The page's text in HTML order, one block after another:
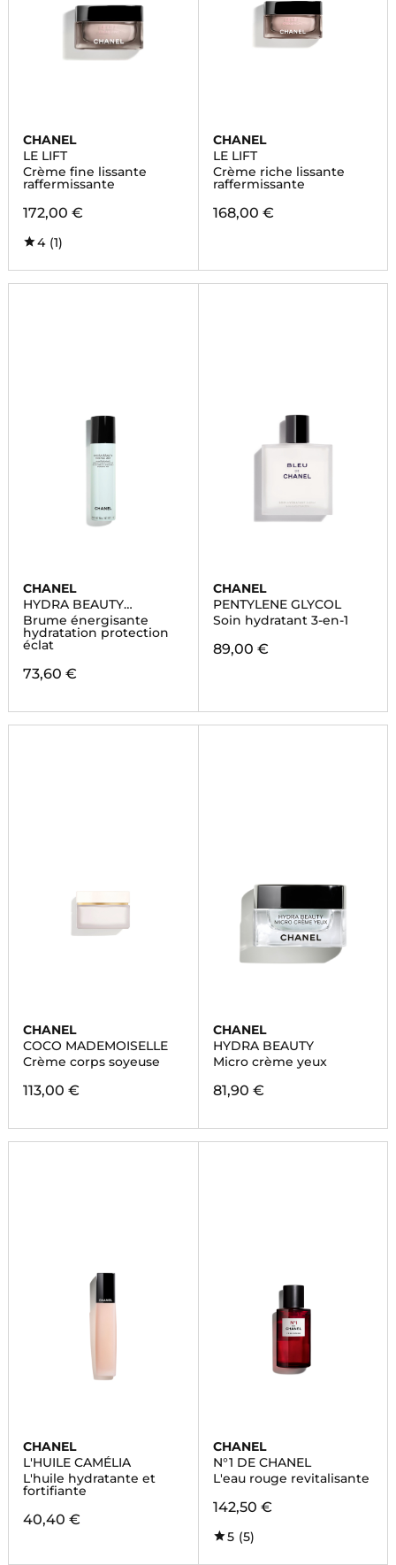
CHANEL
LE LIFT
Crème fine lissante
raffermissante
172,00 €
4 (1)
CHANEL
LE LIFT
Crème riche lissante
raffermissante
168,00 €
CHANEL
HYDRA BEAUTY
ESSENCE MIST
Brume énergisante
hydratation protection
éclat
73,60 €
CHANEL
PENTYLENE GLYCOL
Soin hydratant 3-en-1
89,00 €
CHANEL
COCO MADEMOISELLE
Crème corps soyeuse
113,00 €
CHANEL
HYDRA BEAUTY
Micro crème yeux
81,90 €
CHANEL
L'HUILE CAMÉLIA
L'huile hydratante et
fortifiante
40,40 €
CHANEL
N°1 DE CHANEL
L'eau rouge revitalisante
142,50 €
5 (5)